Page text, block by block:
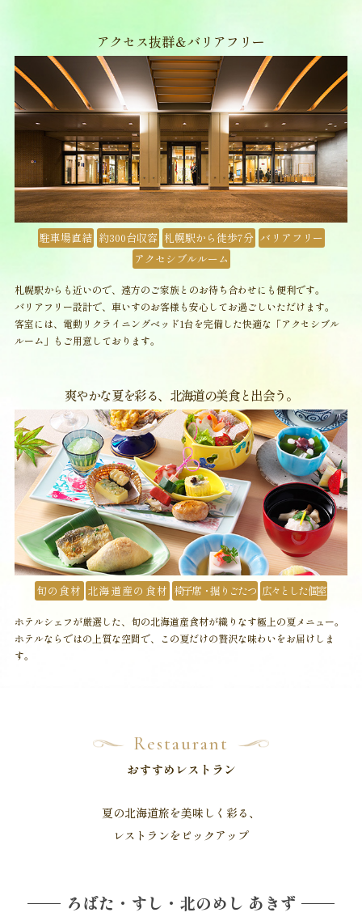
アクセス抜群＆バリアフリー
駐車場直結 約300台収容 札幌駅から徒歩7分 バリアフリー
アクセシブルルーム
札幌駅からも近いので、遠方のご家族とのお待ち合わせにも便利です。
バリアフリー設計で、車いすのお客様も安心してお過ごしいただけます。
客室には、電動リクライニングベッド1台を完備した快適な「アクセシブル
ルーム」もご用意しております。
爽やかな夏を彩る、北海道の美食と出会う。
旬の食材 北海道産の食材 椅子席・掘りごたつ 広々とした個室
ホテルシェフが厳選した、旬の北海道産食材が織りなす極上の夏メニュー。
ホテルならではの上質な空間で、この夏だけの贅沢な味わいをお届けしま
す。
Restaurant
おすすめレストラン
夏の北海道旅を美味しく彩る、
レストランをピックアップ
ろばた・すし・北のめし あきず